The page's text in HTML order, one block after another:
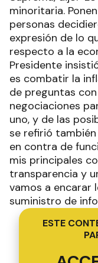
minoritaria.
personas
expresión de lo
respecto a la
Presidente
es combatir la
de preguntas
negociaciones
uno, y de las
se refirió
en contra de
mis principales
transparencia y
vamos a encarar
suministro de
ESTE